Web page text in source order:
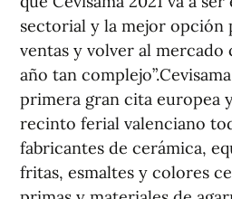
sectorial y la mejor opción
ventas y volver al mercado
año tan
primera gran cita europea
recinto ferial valenciano
fabricantes de cerámica,
fritas, esmaltes y colores